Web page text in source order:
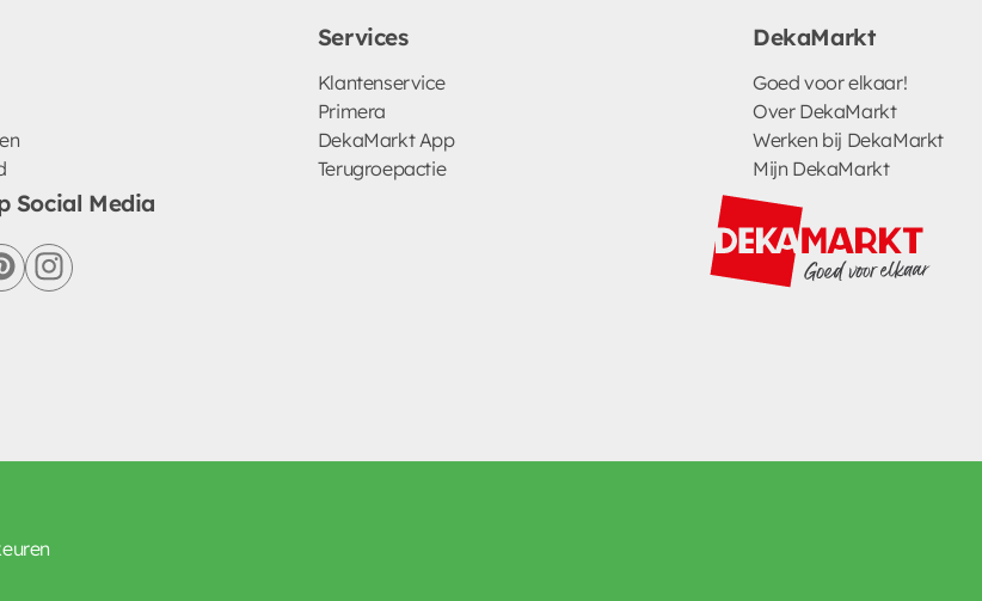
Services
Klantenservice
Primera
DekaMarkt App
Terugroepactie
DekaMarkt
Goed voor elkaar!
Over DekaMarkt
Werken bij DekaMarkt
Mijn DekaMarkt
Social Media
pinterestinstagram